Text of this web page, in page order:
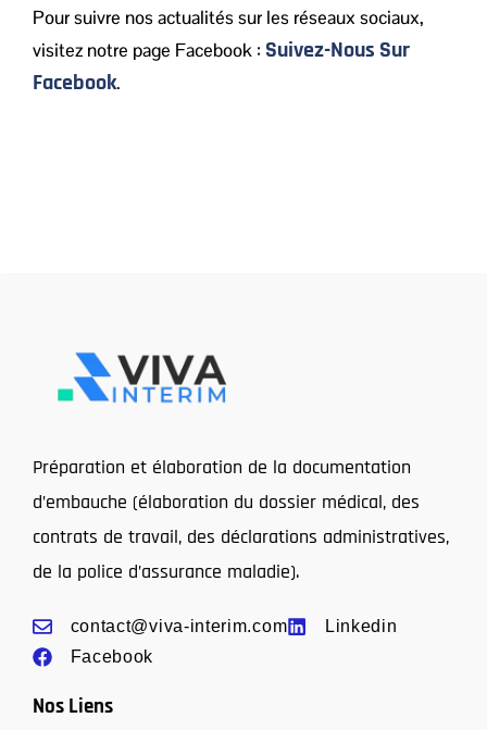
Pour suivre nos actualités sur les réseaux sociaux,
visitez notre page Facebook : Suivez-Nous Sur
Facebook.
Préparation et élaboration de la documentation
d’embauche (élaboration du dossier médical, des
contrats de travail, des déclarations administratives,
de la police d’assurance maladie).
contact@viva-interim.com
Linkedin
Facebook
Nos Liens